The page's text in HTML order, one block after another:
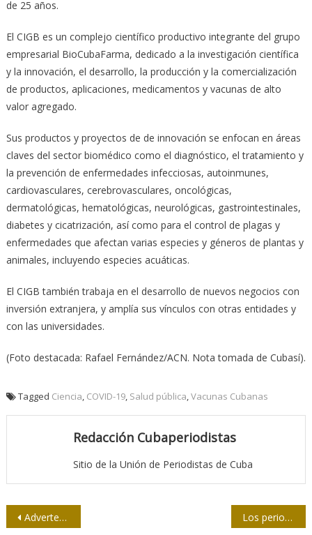
de 25 años.
El CIGB es un complejo científico productivo integrante del grupo
empresarial BioCubaFarma, dedicado a la investigación científica
y la innovación, el desarrollo, la producción y la comercialización
de productos, aplicaciones, medicamentos y vacunas de alto
valor agregado.
Sus productos y proyectos de de innovación se enfocan en áreas
claves del sector biomédico como el diagnóstico, el tratamiento y
la prevención de enfermedades infecciosas, autoinmunes,
cardiovasculares, cerebrovasculares, oncológicas,
dermatológicas, hematológicas, neurológicas, gastrointestinales,
diabetes y cicatrización, así como para el control de plagas y
enfermedades que afectan varias especies y géneros de plantas y
animales, incluyendo especies acuáticas.
El CIGB también trabaja en el desarrollo de nuevos negocios con
inversión extranjera, y amplía sus vínculos con otras entidades y
con las universidades.
(Foto destacada: Rafael Fernández/ACN. Nota tomada de Cubasí).
Tagged Ciencia COVID-19, Salud pública Vacunas Cubanas
Redacción Cubaperiodistas
Sitio de la Unión de Periodistas de Cuba
Navegación
Advertencias muy sabias Los periodistas también se batían